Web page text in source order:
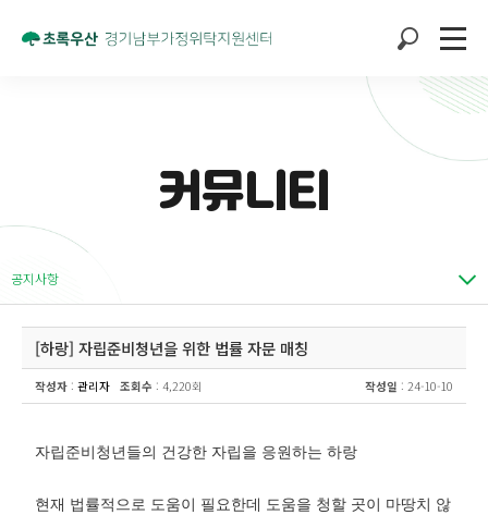
커뮤니티
공지사항
[하랑] 자립준비청년을 위한 법률 자문 매칭
작성자 : 관리자 조회수 : 4,220회 작성일 : 24-10-10
자립준비청년들의 건강한 자립을 응원하는 하랑
현재 법률적으로 도움이 필요한데 도움을 청할 곳이 마땅치 않